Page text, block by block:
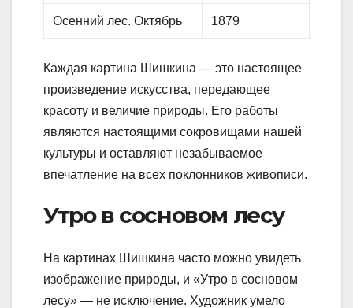
Осенний лес. Октябрь 1879
Каждая картина Шишкина — это настоящее
произведение искусства, передающее
красоту и величие природы. Его работы
являются настоящими сокровищами нашей
культуры и оставляют незабываемое
впечатление на всех поклонников живописи.
Утро в сосновом лесу
На картинах Шишкина часто можно увидеть
изображение природы, и «Утро в сосновом
лесу» — не исключение. Художник умело